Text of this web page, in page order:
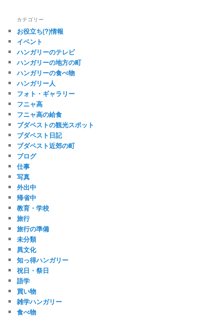
カテゴリー
お役立ち(?)情報
イベント
ハンガリーのテレビ
ハンガリーの地方の町
ハンガリーの食べ物
ハンガリー人
フォト・ギャラリー
フニャ高
フニャ高の給食
ブダペストの観光スポット
ブダペスト日記
ブダペスト近郊の町
ブログ
仕事
写真
外出中
帰省中
教育・学校
旅行
旅行の準備
未分類
異文化
知っ得ハンガリー
祝日・祭日
語学
買い物
雑学ハンガリー
食べ物